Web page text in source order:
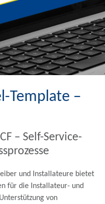
Template –
– Self-Service-
und Installateure bietet
für die Installateur- und
von